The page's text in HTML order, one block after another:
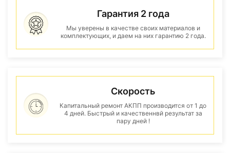
Гарантия 2 года
Мы уверены в качестве своих материалов и
комплектующих, и даем на них гарантию 2 года.
Скорость
Капитальный ремонт АКПП производится от 1 до
4 дней. Быстрый и качественнвй результат за
пару дней !